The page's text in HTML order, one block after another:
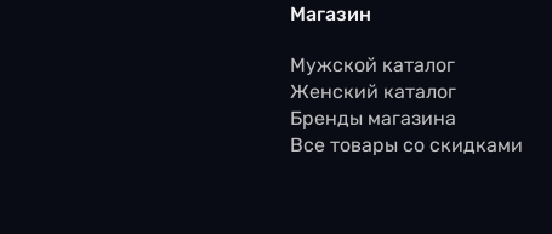
Магазин
Мужской каталог
Женский каталог
Бренды магазина
Все товары со скидками